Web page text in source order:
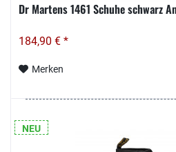
Dr Martens 1461 Schuhe schwarz
184,90 € *
Merken
NEU